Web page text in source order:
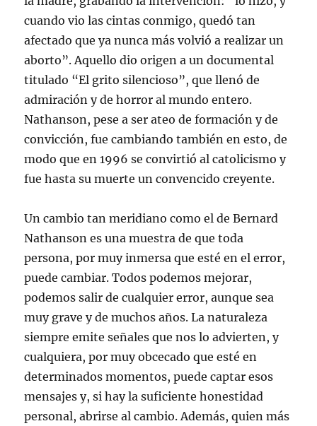
cuando vio las cintas conmigo, quedó tan
afectado que ya nunca más volvió a realizar un
aborto”. Aquello dio origen a un documental
titulado “El grito silencioso”, que llenó de
admiración y de horror al mundo entero.
Nathanson, pese a ser ateo de formación y de
convicción, fue cambiando también en esto, de
modo que en 1996 se convirtió al catolicismo y
fue hasta su muerte un convencido creyente.
Un cambio tan meridiano como el de Bernard
Nathanson es una muestra de que toda
persona, por muy inmersa que esté en el error,
puede cambiar. Todos podemos mejorar,
podemos salir de cualquier error, aunque sea
muy grave y de muchos años. La naturaleza
siempre emite señales que nos lo advierten, y
cualquiera, por muy obcecado que esté en
determinados momentos, puede captar esos
mensajes y, si hay la suficiente honestidad
personal, abrirse al cambio. Además, quien más